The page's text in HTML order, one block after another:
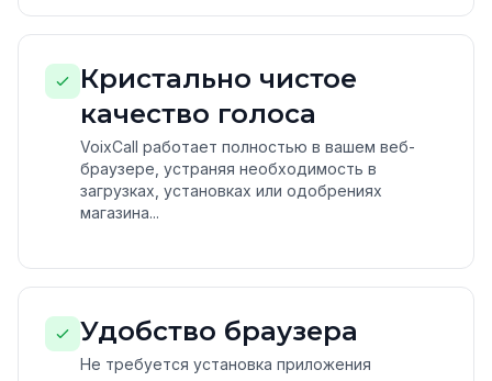
Кристально чистое
качество голоса
VoixCall работает полностью в вашем веб-
браузере, устраняя необходимость в
загрузках, установках или одобрениях
магазина...
Удобство браузера
Не требуется установка приложения